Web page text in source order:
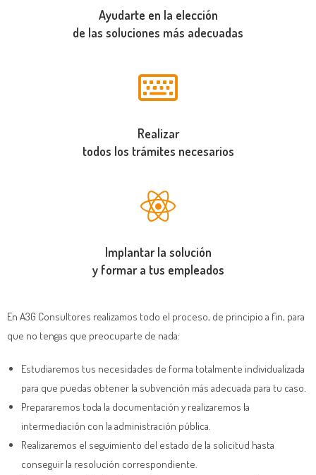
Ayudarte en la elección
de las soluciones más adecuadas
Realizar
todos los trámites necesarios
Implantar la solución
y formar a tus empleados
En A3G Consultores realizamos todo el proceso, de principio a fin, para
que no tengas que preocuparte de nada:
Estudiaremos tus necesidades de forma totalmente individualizada
para que puedas obtener la subvención más adecuada para tu caso.
Prepararemos toda la documentación y realizaremos la
intermediación con la administración pública.
Realizaremos el seguimiento del estado de la solicitud hasta
conseguir la resolución correspondiente.